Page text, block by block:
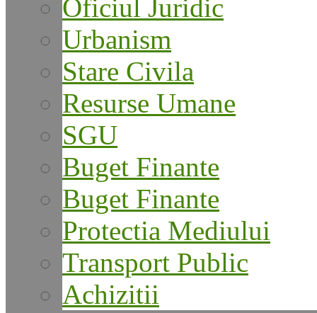
Oficiul Juridic
Urbanism
Stare Civila
Resurse Umane
SGU
Buget Finante
Buget Finante
Protectia Mediului
Transport Public
Achizitii